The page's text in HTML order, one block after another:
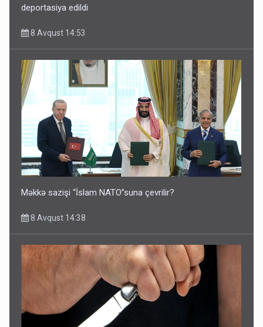
deportasiya edildi
8 Avqust 14:53
Məkkə sazişi “İslam NATO”suna çevrilir?
8 Avqust 14:38